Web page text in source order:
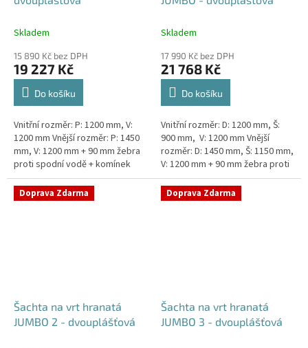
Skladem
15 890 Kč bez DPH
19 227 Kč
Do košíku
Vnitřní rozměr: P: 1200 mm, V:
1200 mm Vnější rozměr: P: 1450
mm, V: 1200 mm + 90 mm žebra
proti spodní vodě + komínek
Dvouplášťová vodoměrná šachta
- vhodná do míst...
Skladem
17 990 Kč bez DPH
21 768 Kč
Do košíku
Vnitřní rozměr: D: 1200 mm, Š:
900 mm, V: 1200 mm Vnější
rozměr: D: 1450 mm, Š: 1150 mm,
V: 1200 mm + 90 mm žebra proti
spodní vodě + komínek
Dvouplášťová...
Doprava Zdarma
Šachta na vrt hranatá
JUMBO 2 - dvouplášťová
Doprava Zdarma
Šachta na vrt hranatá
JUMBO 3 - dvouplášťová